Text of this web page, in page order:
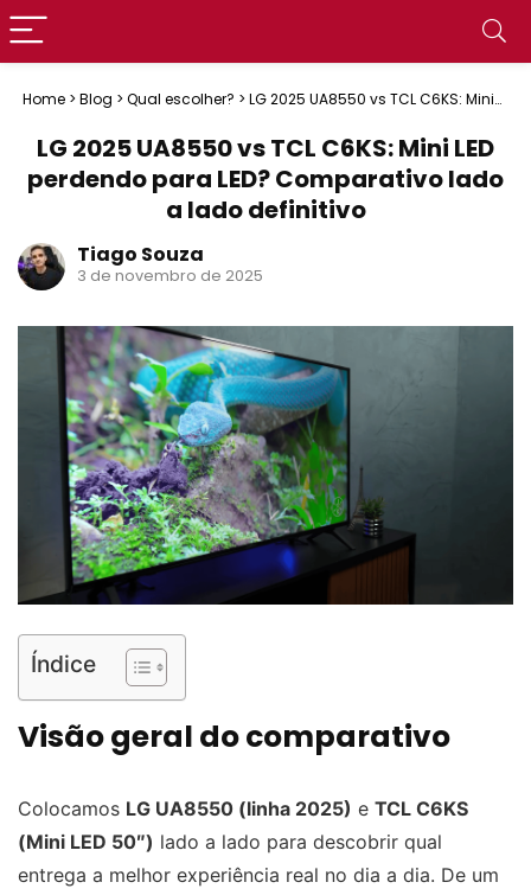
Home > Blog > Qual escolher? > LG 2025 UA8550 vs TCL C6KS: Mini
LG 2025 UA8550 vs TCL C6KS: Mini LED
perdendo para LED? Comparativo lado
a lado definitivo
Tiago Souza
3 de novembro de 2025
Índice
Visão geral do comparativo
Colocamos LG UA8550 (linha 2025) e TCL C6KS
(Mini LED 50″) lado a lado para descobrir qual
entrega a melhor experiência real no dia a dia. De um